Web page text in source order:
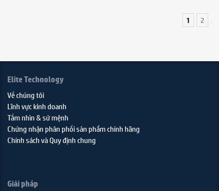
1 2
Elite Technology
Về chúng tôi
Lĩnh vực kinh doanh
Tầm nhìn & sứ mệnh
Chứng nhận phân phối sản phẩm chính hãng
Chính sách và Quy định chung
Giải pháp